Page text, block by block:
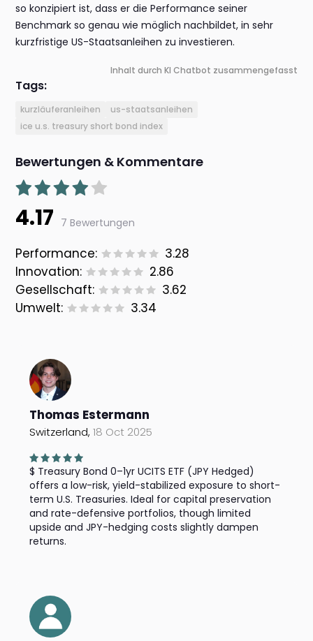
so konzipiert ist, dass er die Performance seiner
Benchmark so genau wie möglich nachbildet, in sehr
kurzfristige US-Staatsanleihen zu investieren.
Inhalt durch KI Chatbot zusammengefasst
Tags:
kurzläuferanleihen
us-staatsanleihen
ice u.s. treasury short bond index
Bewertungen & Kommentare
4.17 7 Bewertungen
Performance:
3.28
Innovation:
2.86
Gesellschaft:
3.62
Umwelt:
3.34
Thomas Estermann
Switzerland,18 Oct 2025
$ Treasury Bond 0–1yr UCITS ETF (JPY Hedged)
offers a low-risk, yield-stabilized exposure to short-
term U.S. Treasuries. Ideal for capital preservation
and rate-defensive portfolios, though limited
upside and JPY-hedging costs slightly dampen
returns.